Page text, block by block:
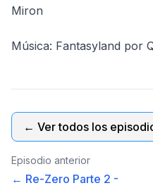
Miron
Música: Fantasyland por
← Ver todos los
Episodio anterior
← Re-Zero Parte 2 -